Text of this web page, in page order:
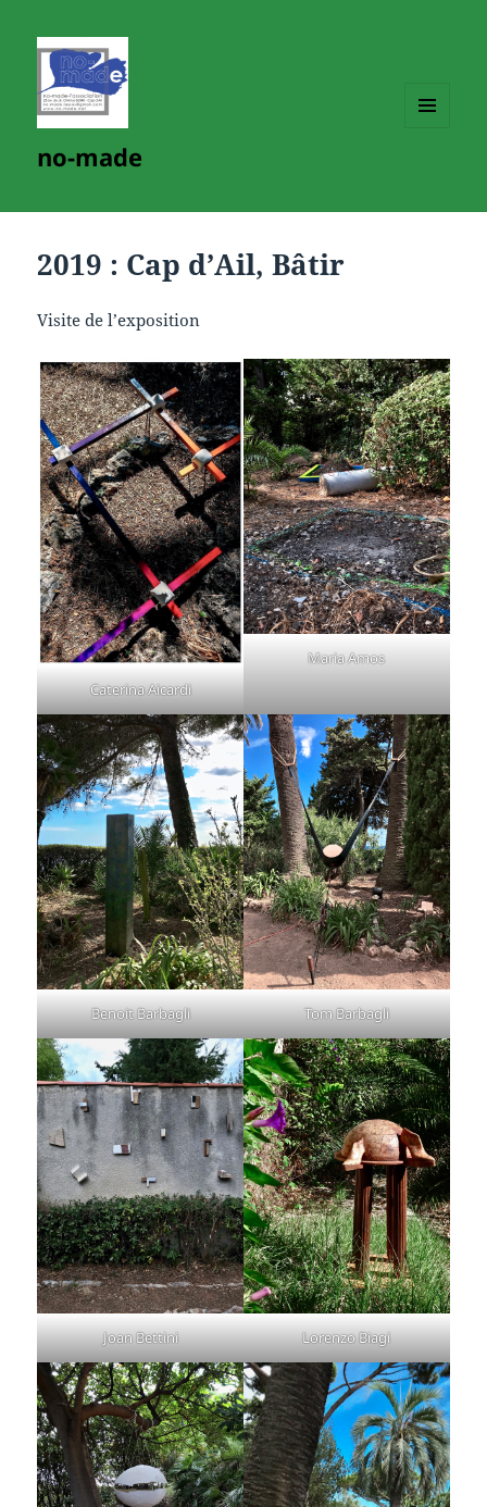
no-made
2019 : Cap d’Ail, Bâtir
Visite de l’exposition
Caterina Aicardi
Maria Amos
Benoit Barbagli Tom Barbagli
Joan Bettini Lorenzo Biagi